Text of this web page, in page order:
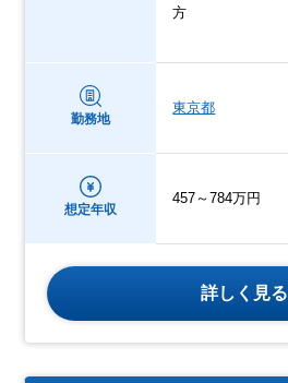
方
勤務地
東京都
想定年収
457～784万円
詳しく見る